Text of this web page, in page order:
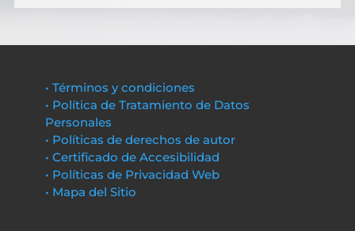
• Términos y condiciones
• Política de Tratamiento de Datos
Personales
• Políticas de derechos de autor
• Certificado de Accesibilidad
• Políticas de Privacidad Web
• Mapa del Sitio